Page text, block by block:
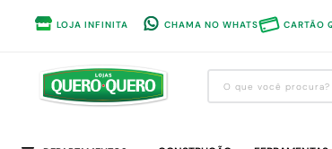
LOJA INFINITA CHAMA NO WHATS CARTÃO
O que você